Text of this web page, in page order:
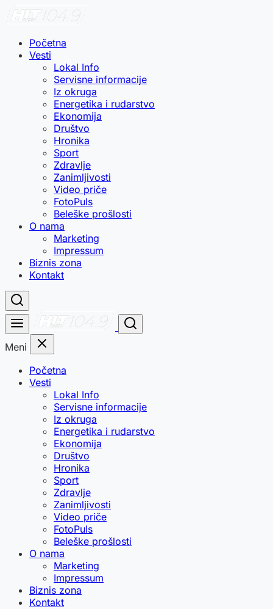
Početna
Vesti
Lokal Info
Servisne informacije
Iz okruga
Energetika i rudarstvo
Ekonomija
Društvo
Hronika
Sport
Zdravlje
Zanimljivosti
Video priče
FotoPuls
Beleške prošlosti
O nama
Marketing
Impressum
Biznis zona
Kontakt
Meni
Početna
Vesti
Lokal Info
Servisne informacije
Iz okruga
Energetika i rudarstvo
Ekonomija
Društvo
Hronika
Sport
Zdravlje
Zanimljivosti
Video priče
FotoPuls
Beleške prošlosti
O nama
Marketing
Impressum
Biznis zona
Kontakt